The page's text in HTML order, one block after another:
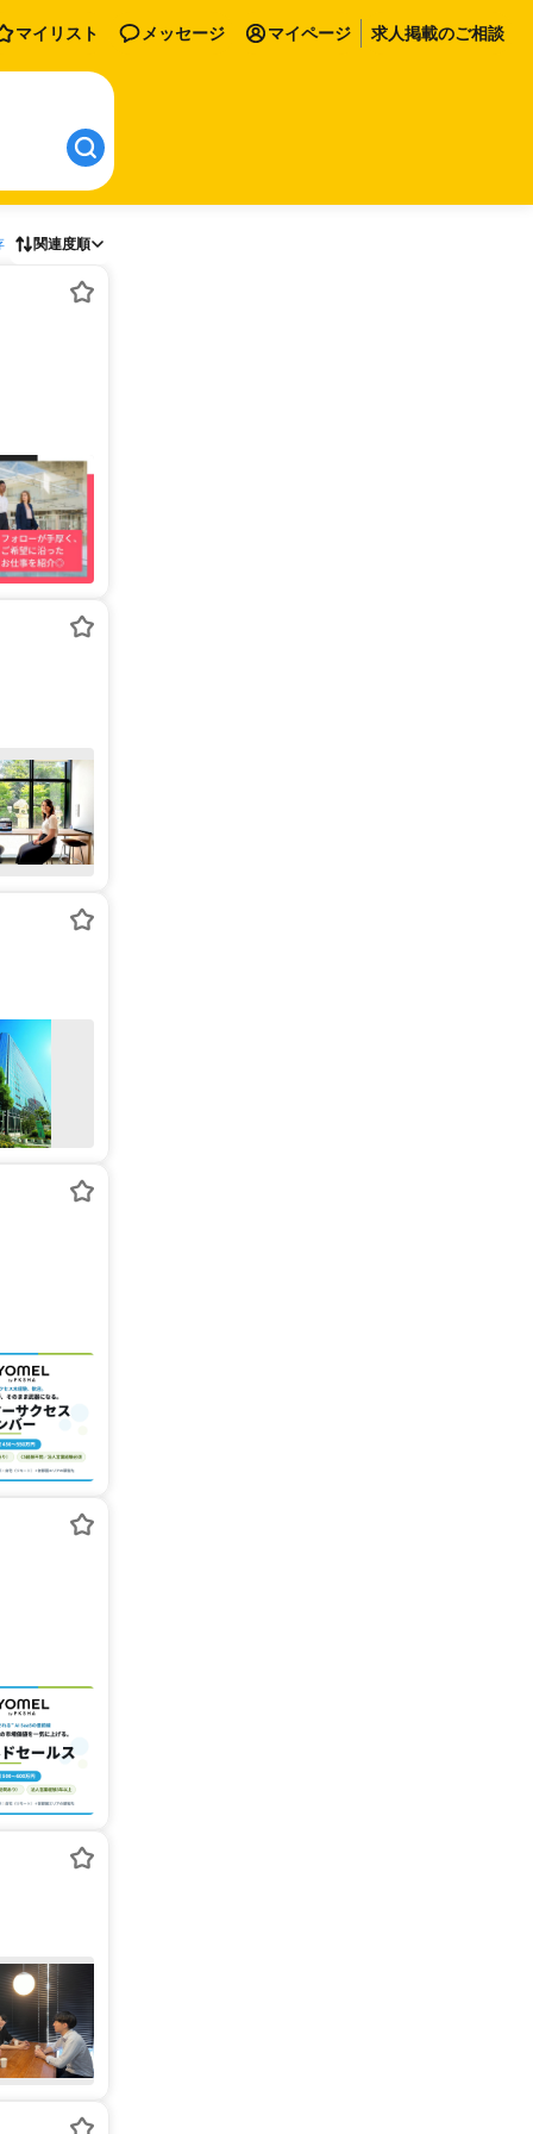
マイリスト メッセージ マイページ 求人掲載のご相談
関連度順